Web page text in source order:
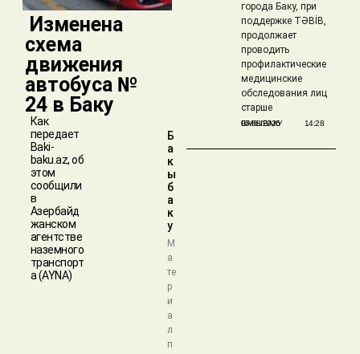
​ Изменена
схема
движения
автобуса №
24 в Баку
Как
передает
Baki-
baku.az, об
этом
сообщили
в
Азербайд
жанском
агентстве
наземного
транспорт
а (AYNA)
Б
а
к
ы
б
а
к
у
М
а
те
р
и
а
л
п
города Баку, при
поддержке TƏBİB,
продолжает
проводить
профилактические
медицинские
обследования лиц
старше
БАКЫБАКУ
05/08/2026 14:28